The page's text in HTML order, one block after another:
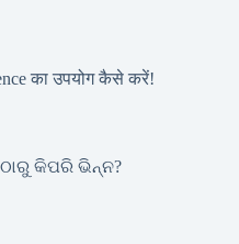
का उपयोग कैसे करें!
ଠାରୁ କିପରି ଭିନ୍ନ?